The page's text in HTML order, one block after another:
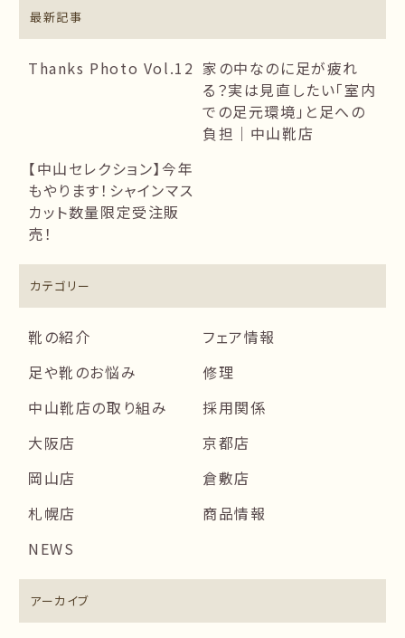
最新記事
Thanks Photo Vol.12 家の中なのに足が疲れ
る？実は見直したい「室内
での足元環境」と足への
負担｜中山靴店
【中山セレクション】今年
もやります！シャインマス
カット数量限定受注販
売！
カテゴリー
靴の紹介
フェア情報
足や靴のお悩み
修理
中山靴店の取り組み
採用関係
大阪店
京都店
岡山店
倉敷店
札幌店
商品情報
NEWS
アーカイブ